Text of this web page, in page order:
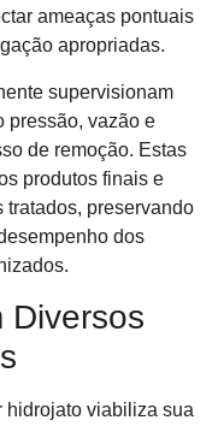
ameaças pontuais
apropriadas.
supervisionam
pressão, vazão e
de remoção. Estas
produtos finais e
preservando
dos
Diversos
hidrojato viabiliza sua